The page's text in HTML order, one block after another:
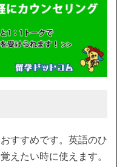
すすめです。英語のひ
えたい時に使えます。